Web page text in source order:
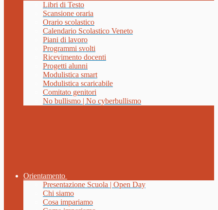
Libri di Testo
Scansione oraria
Orario scolastico
Calendario Scolastico Veneto
Piani di lavoro
Programmi svolti
Ricevimento docenti
Progetti alunni
Modulistica smart
Modulistica scaricabile
Comitato genitori
No bullismo | No cyberbullismo
Orientamento
Presentazione Scuola | Open Day
Chi siamo
Cosa impariamo